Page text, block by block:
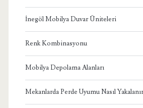
İnegöl Mobilya Duvar Üniteleri
Renk Kombinasyonu
Mobilya Depolama Alanları
Mekanlarda Perde Uyumu Nasıl